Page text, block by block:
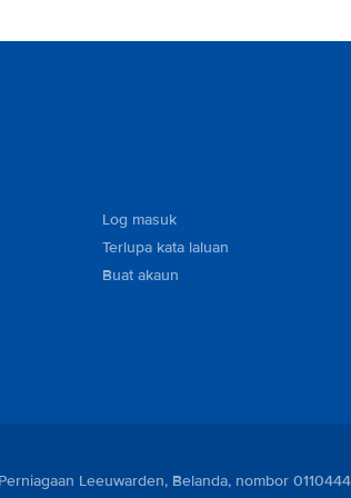
Log masuk
Terlupa kata laluan
Buat akaun
Leeuwarden, Belanda, nombor